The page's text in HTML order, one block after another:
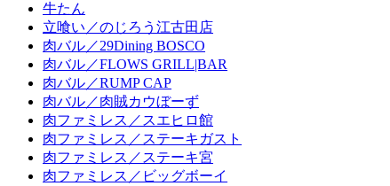
牛たん
立喰い／のじろう江古田店
肉バル／29Dining BOSCO
肉バル／FLOWS GRILL|BAR
肉バル／RUMP CAP
肉バル／肉賊カウぼーず
肉ファミレス／スエヒロ館
肉ファミレス／ステーキガスト
肉ファミレス／ステーキ宮
肉ファミレス／ビッグボーイ